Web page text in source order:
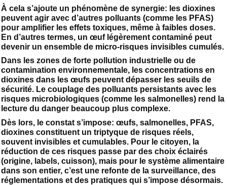
À cela s’ajoute un phénomène de synergie: les dioxines
peuvent agir avec d’autres polluants (comme les PFAS)
pour amplifier les effets toxiques, même à faibles doses.
En d’autres termes, un œuf légèrement contaminé peut
devenir un ensemble de micro-risques invisibles cumulés.
Dans les zones de forte pollution industrielle ou de
contamination environnementale, les concentrations en
dioxines dans les œufs peuvent dépasser les seuils de
sécurité. Le couplage des polluants persistants avec les
risques microbiologiques (comme les salmonelles) rend la
lecture du danger beaucoup plus complexe.
Dès lors, le constat s’impose: œufs, salmonelles, PFAS,
dioxines constituent un triptyque de risques réels,
souvent invisibles et cumulables. Pour le citoyen, la
réduction de ces risques passe par des choix éclairés
(origine, labels, cuisson), mais pour le système alimentaire
dans son entier, c’est une refonte de la surveillance, des
réglementations et des pratiques qui s’impose désormais.